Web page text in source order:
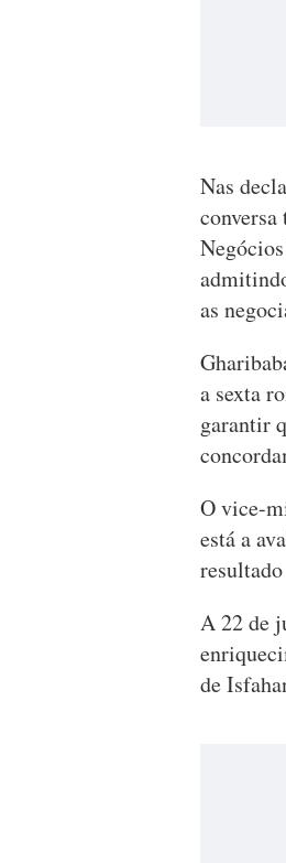
Nas
as
a sexta
garantir
O vice-
está a
A 22 de
de